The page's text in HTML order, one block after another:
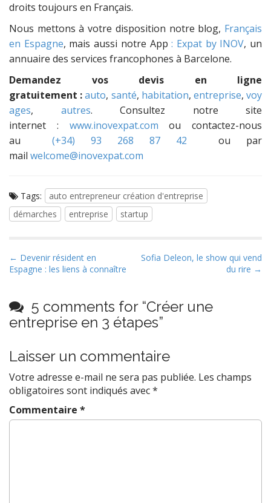
droits toujours en Français.
Nous mettons à votre disposition notre blog, Français
en Espagne, mais aussi notre App: Expat by INOV, un
annuaire des services francophones à Barcelone.
Demandez vos devis en ligne
gratuitement :auto, santé, habitation, entreprise,voy
ages, autres. Consultez notre site
internet : www.inovexpat.com ou contactez-nous
au (+34) 93 268 87 42 ou par
mail welcome@inovexpat.com
Tags:
auto entrepreneur création d'entreprise
démarches
entreprise startup
P
o
t
n
v
i
g
t
← Devenir résident en
Espagne : les liens à connaître
Sofia Deleon, le show qui vend
du rire →
5 comments for “Créer une
entreprise en 3 étapes”
Laisser un commentaire
Votre adresse e-mail ne sera pas publiée. Les champs
obligatoires sont indiqués avec*
Commentaire *